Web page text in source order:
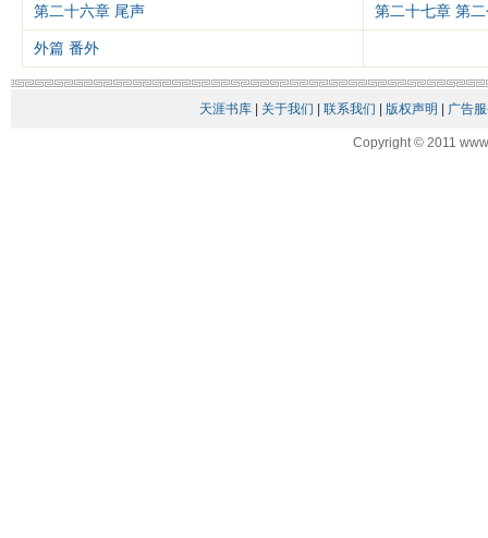
第二十六章 尾声 第二十七章 第
外篇 番外
天涯书库| 关于我们 联系我们 版权声明 广告
Copyright © 2011